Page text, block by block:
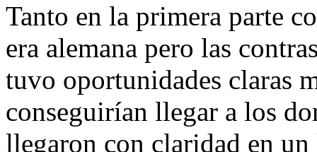
Tanto en la primera parte
era alemana pero las
tuvo oportunidades claras
conseguirían llegar a los
llegaron con claridad en